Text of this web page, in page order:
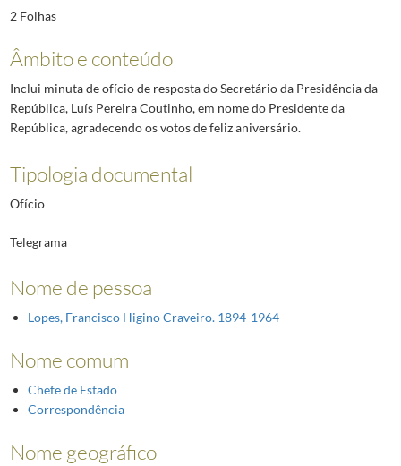
2 Folhas
Âmbito e conteúdo
Inclui minuta de ofício de resposta do Secretário da Presidência da
República, Luís Pereira Coutinho, em nome do Presidente da
República, agradecendo os votos de feliz aniversário.
Tipologia documental
Ofício
Telegrama
Nome de pessoa
Lopes, Francisco Higino Craveiro. 1894-1964
Nome comum
Chefe de Estado
Correspondência
Nome geográfico